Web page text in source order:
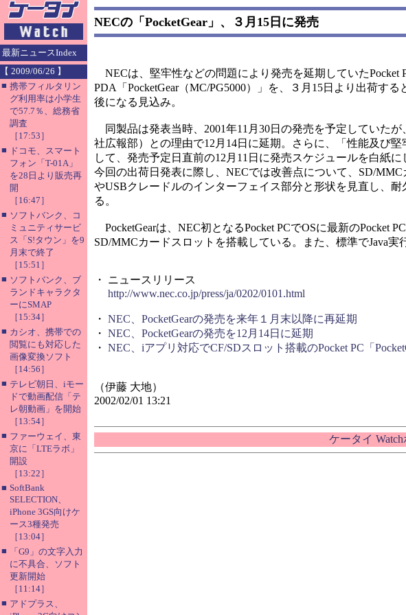
最新ニュースIndex
【 2009/06/26 】
■ 携帯フィルタリン
グ利用率は小学生
で57.7％、総務省
調査
［17:53］
■ ドコモ、スマート
フォン「T-01A」
を28日より販売再
開
［16:47］
■ ソフトバンク、コ
ミュニティサービ
ス「S!タウン」を9
月末で終了
［15:51］
■ ソフトバンク、ブ
ランドキャラクタ
ーにSMAP
［15:34］
■ カシオ、携帯での
閲覧にも対応した
画像変換ソフト
［14:56］
■ テレビ朝日、iモー
ドで動画配信「テ
レ朝動画」を開始
［13:54］
■ ファーウェイ、東
京に「LTEラボ」
開設
［13:22］
■ SoftBank
SELECTION、
iPhone 3GS向けケ
ース3種発売
［13:04］
■
「G9」の文字入力
に不具合、ソフト
更新開始
［11:14］
■ アドプラス、
NECの「PocketGear」、３月15日に発売
NECは、堅牢性などの問題により発売を延期していたPocket
PDA「PocketGear（MC/PG5000）」を、３月15日より出荷す
後になる見込み。
同製品は発表当時、2001年11月30日の発売を予定していた
社広報部）との理由で12月14日に延期。さらに、「性能及び
して、発売予定日直前の12月11日に発売スケジュールを白紙
今回の出荷日発表に際し、NECでは改善点について、SD/
やUSBクレードルのインターフェイス部分と形状を見直し、
る。
PocketGearは、NEC初となるPocket PCでOSに最新のPocket
SD/MMCカードスロットを搭載している。また、標準でJava実
・ ニュースリリース
http://www.nec.co.jp/press/ja/0202/0101.html
・ NEC、PocketGearの発売を来年１月末以降に再延期
・ NEC、PocketGearの発売を12月14日に延期
・ NEC、iアプリ対応でCF/SDスロット搭載のPocket PC「
（伊藤 大地）
2002/02/01 13:21
ケータイ